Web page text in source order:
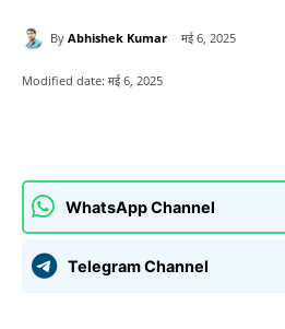
By Abhishek Kumar मई 6, 2025
Modified date: मई 6, 2025
WhatsApp Channel
Telegram Channel